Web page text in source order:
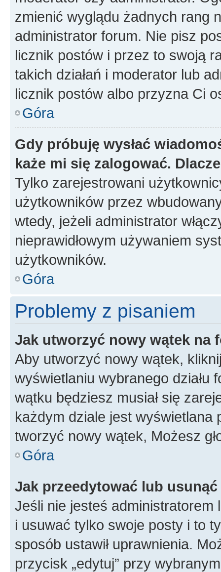
zmienić wyglądu żadnych rang
administrator forum. Nie pisz
licznik postów i przez to swoją
takich działań i moderator lub
licznik postów albo przyzna Ci
Góra
Gdy próbuję wysłać
każe mi się zalogować.
Tylko zarejestrowani
użytkowników przez
wtedy, jeżeli administrator
nieprawidłowym używaniem
użytkowników.
Góra
Problemy z pisaniem
Jak utworzyć nowy wątek na
Aby utworzyć nowy wątek,
wyświetlaniu wybranego działu
wątku będziesz musiał się
każdym dziale jest wyświetlana
tworzyć nowy wątek, Możesz
Góra
Jak przeedytować lub
Jeśli nie jesteś
i usuwać tylko swoje posty i to
sposób ustawił uprawnienia.
przycisk „edytuj” przy